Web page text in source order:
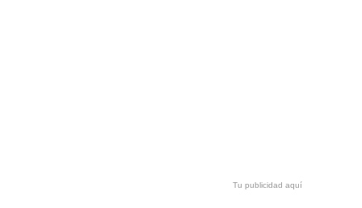
Tu publicidad aquí